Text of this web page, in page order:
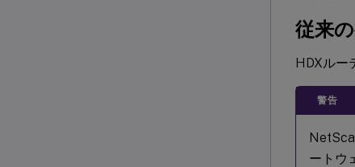
従来
HDXルー
警告
ートウ